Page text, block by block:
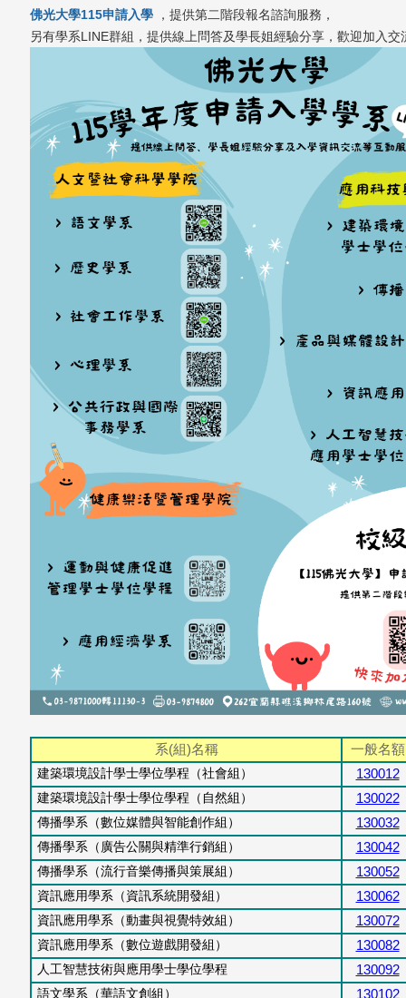
佛光大學115申請入學
，提供第二階段報名諮詢服務，
另有學系LINE群組，提供線上問答及學長姐經驗分享，歡迎加入交
系(組)名稱 一般名額
建築環境設計學士學位學程 （社會組） 130012
建築環境設計學士學位學程 （自然組） 130022
傳播學系（數位媒體與智能創作組） 130032
傳播學系（廣告公關與精準行銷組） 130042
傳播學系 （流行音樂傳播與策展組） 130052
資訊應用學系 （ 資訊系統開發組） 130062
資訊應用學系 （動畫與視覺特效組） 130072
資訊應用學系 （數位遊戲開發組） 130082
人工智慧技術與應用學士學位學程 130092
語文學系 （華語文創 組） 130102